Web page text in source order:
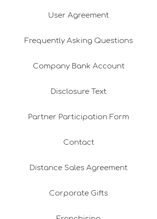
User Agreement
Frequently Asking Questions
Company Bank Account
Disclosure Text
Partner Participation Form
Contact
Distance Sales Agreement
Corporate Gifts